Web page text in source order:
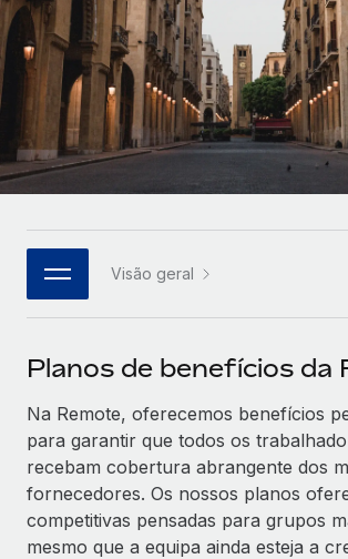
Obtenha apoio especializado em RH e
conformidade globais
CASE STUDIES
Español
Italiano
Português (Portugal)
日本語
한국어
中文（简体）
Visão geral
Planos de benefícios da
Na Remote, oferecemos benefícios
para garantir que todos os
recebam cobertura abrangente dos
fornecedores. Os nossos planos
competitivas pensadas para grupos
mesmo que a equipa ainda esteja a